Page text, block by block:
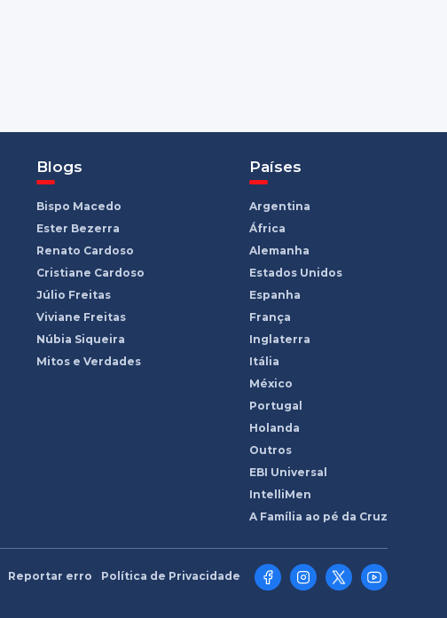
Blogs
Bispo Macedo
Ester Bezerra
Renato Cardoso
Cristiane Cardoso
Júlio Freitas
Viviane Freitas
Núbia Siqueira
Mitos e Verdades
Países
Argentina
África
Alemanha
Estados Unidos
Espanha
França
Inglaterra
Itália
México
Portugal
Holanda
Outros
EBI Universal
IntelliMen
A Família ao pé da Cruz
Reportar erro Política de Privacidade